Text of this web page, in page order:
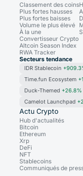
Classement des coins
Plus fortes hausses
Plus fortes baisses
Volume le plus élevé
À la une
Convertisseur Crypto
Altcoin Season Index
RWA Tracker
Secteurs tendance
IDR Stablecoin
Time.fun Ecosystem
Duck-Themed +26.8%
Camelot Launchpad
Actu Crypto
Hub d'actualités
Bitcoin
Ethereum
Xrp
DeFi
NFT
Stablecoins
Communiqués de